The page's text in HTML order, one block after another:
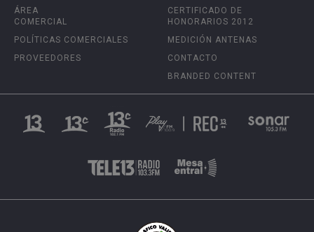
ÁREA
COMERCIAL
POLÍTICAS COMERCIALES
PROVEEDORES
CERTIFICADO DE
HONORARIOS 2012
MEDICIÓN ANTENAS
CONTACTO
BRANDED CONTENT